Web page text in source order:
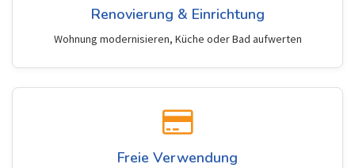
Renovierung & Einrichtung
Wohnung modernisieren, Küche oder Bad aufwerten
Freie Verwendung